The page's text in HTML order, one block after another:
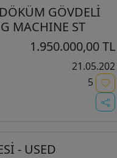
GÖVDELİ
MACHINE ST
1.950.000,00 TL
21.05.202
5
- USED